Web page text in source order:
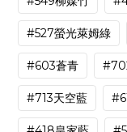
#527螢光萊姆綠
#603蒼青
#713天空藍